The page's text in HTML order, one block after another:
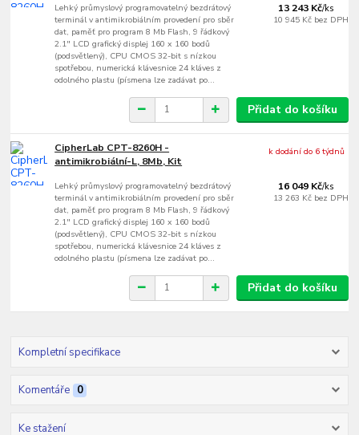
Lehký průmyslový programovatelný bezdrátový
terminál v antimikrobiálním provedení pro sběr
dat, paměť pro program 8 Mb Flash, 9 řádkový
2.1" LCD grafický displej 160 x 160 bodů
(podsvětlený), CPU CMOS 32-bit s nízkou
spotřebou, numerická klávesnice 24 kláves z
odolného plastu (písmena lze zadávat po...
13 243 Kč/ks
10 945 Kč bez DPH
Přidat do košíku
CipherLab CPT-8260H -
antimikrobiální-L, 8Mb, Kit
Lehký průmyslový programovatelný bezdrátový
terminál v antimikrobiálním provedení pro sběr
dat, paměť pro program 8 Mb Flash, 9 řádkový
2.1" LCD grafický displej 160 x 160 bodů
(podsvětlený), CPU CMOS 32-bit s nízkou
spotřebou, numerická klávesnice 24 kláves z
odolného plastu (písmena lze zadávat po...
16 049 Kč/ks
13 263 Kč bez DPH
k dodání do 6 týdnů
Přidat do košíku
Kompletní specifikace
Komentáře 0
Ke stažení